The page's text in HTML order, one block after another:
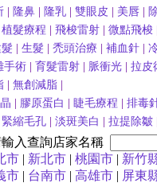
隆鼻 隆乳 雙眼皮 美唇
植髮療程 飛梭雷射 微點飛梭
生髮 禿頭治療 補血針
手術 育髮雷射 脈衝光 拉皮
無創減脂
膠原蛋白 睫毛療程 排毒
緊縮毛孔 淡斑美白 拉提除皺
入查詢店家名稱
市 | 新北市 | 桃園市 | 新竹
市 | 台南市 | 高雄市 | 屏東